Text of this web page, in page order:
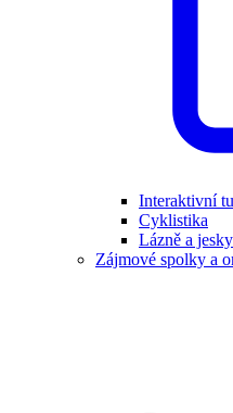
Interaktivní
Cyklistika
Lázně a
Zájmové spolky a